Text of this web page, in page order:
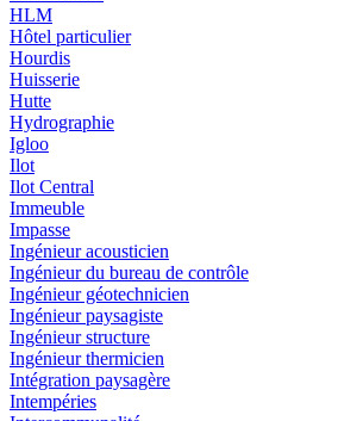
HLM
Hôtel particulier
Hourdis
Huisserie
Hutte
Hydrographie
Igloo
Ilot
Ilot Central
Immeuble
Impasse
Ingénieur acousticien
Ingénieur du bureau de contrôle
Ingénieur géotechnicien
Ingénieur paysagiste
Ingénieur structure
Ingénieur thermicien
Intégration paysagère
Intempéries